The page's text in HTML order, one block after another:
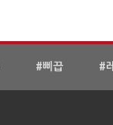
#삐끕 #